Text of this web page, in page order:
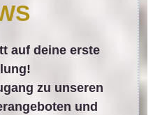
auf deine erste
zu unseren
und